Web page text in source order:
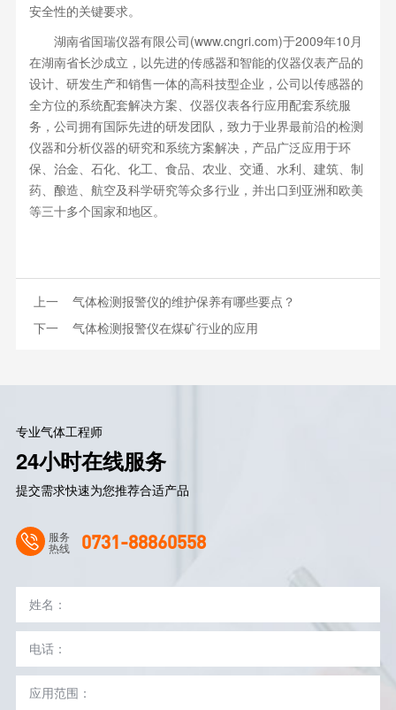
安全性的关键要求。
湖南省国瑞仪器有限公司(www.cngri.com)于2009年10月
在湖南省长沙成立，以先进的传感器和智能的仪器仪表产品的
设计、研发生产和销售一体的高科技型企业，公司以传感器的
全方位的系统配套解决方案、仪器仪表各行应用配套系统服
务，公司拥有国际先进的研发团队，致力于业界最前沿的检测
仪器和分析仪器的研究和系统方案解决，产品广泛应用于环
保、治金、石化、化工、食品、农业、交通、水利、建筑、制
药、酿造、航空及科学研究等众多行业，并出口到亚洲和欧美
等三十多个国家和地区。
上一 气体检测报警仪的维护保养有哪些要点？
下一 气体检测报警仪在煤矿行业的应用
专业气体工程师
24小时在线服务
提交需求快速为您推荐合适产品
服务
热线 0731-88860558